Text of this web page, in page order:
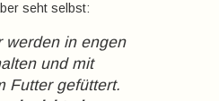
seht selbst:
werden in engen
und mit
Futter gefüttert.